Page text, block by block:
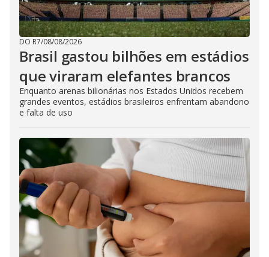
DO R7/08/08/2026
Brasil gastou bilhões em estádios
que viraram elefantes brancos
Enquanto arenas bilionárias nos Estados Unidos recebem
grandes eventos, estádios brasileiros enfrentam abandono
e falta de uso